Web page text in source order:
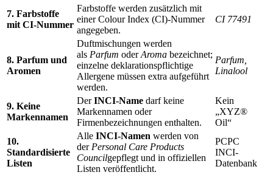
7. Farbstoffe
mit CI-Nummer
Farbstoffe werden zusätzlich mit
einer Colour Index (CI)-Nummer
angegeben.
CI 77491
8. Parfum und
Aromen
Duftmischungen werden
als Parfum oderAroma bezeichnet;
einzelne deklarationspflichtige
Allergene müssen extra aufgeführt
werden.
Parfum,
Linalool
9. Keine
Markennamen
DerINCI-Name darf keine
Markennamen oder
Firmenbezeichnungen enthalten.
Kein
„XYZ®
Oil“
10.
Standardisierte
Listen
Alle INCI-Namen werden von
der Personal Care Products
Councilgepflegt und in offiziellen
Listen veröffentlicht.
PCPC
INCI-
Datenbank